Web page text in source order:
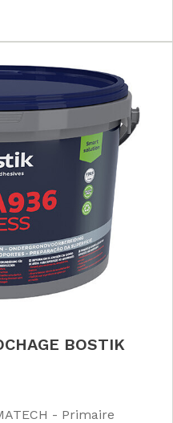
BOSTIK
- Primaire